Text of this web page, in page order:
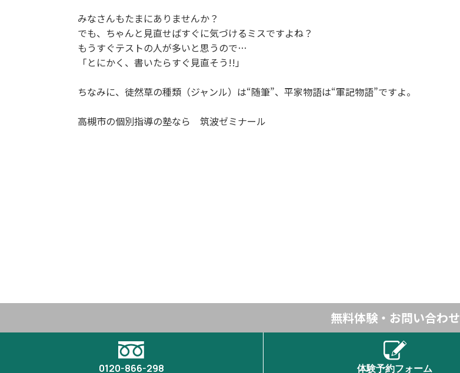
みなさんもたまにありませんか？
でも、ちゃんと見直せばすぐに気づけるミスですよね？
もうすぐテストの人が多いと思うので…
「とにかく、書いたらすぐ見直そう!!」
ちなみに、徒然草の種類（ジャンル）は“随筆”、平家物語は“軍記物語”ですよ。
高槻市の個別指導の塾なら 筑波ゼミナール
無料体験・お問い合わせ
0120-866-298 体験予約フォーム